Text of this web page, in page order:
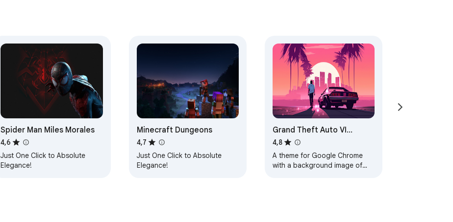
Spider Man Miles Morales
4,6
Just One Click to Absolute
Elegance!
Minecraft Dungeons
4,7
Just One Click to Absolute
Elegance!
Grand Theft Auto VI
Browser Theme
4,8
A theme for Google Chrome
with a background image of